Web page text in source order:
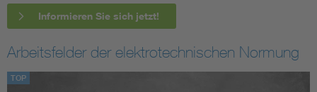
Informieren Sie sich jetzt!
Arbeitsfelder der elektrotechnischen Normung
TOP